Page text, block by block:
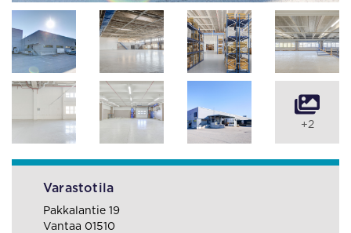
+2
Varastotila
Pakkalantie 19
Vantaa 01510